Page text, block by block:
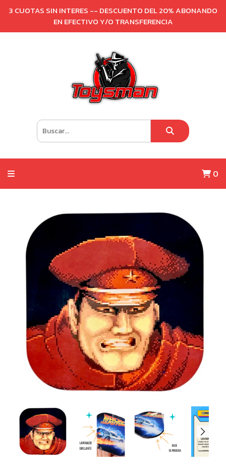
3 CUOTAS SIN INTERES -- DESCUENTO DEL 20% ABONANDO
EN EFECTIVO Y/O TRANSFERENCIA
0